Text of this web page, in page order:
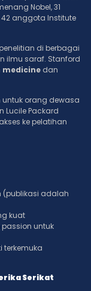
Nobel, 31
anggota Institute
di berbagai
ilmu saraf. Stanford
medicine dan
orang dewasa
Lucile Packard
ke pelatihan
(publikasi adalah
kuat
untuk
terkemuka
Serikat